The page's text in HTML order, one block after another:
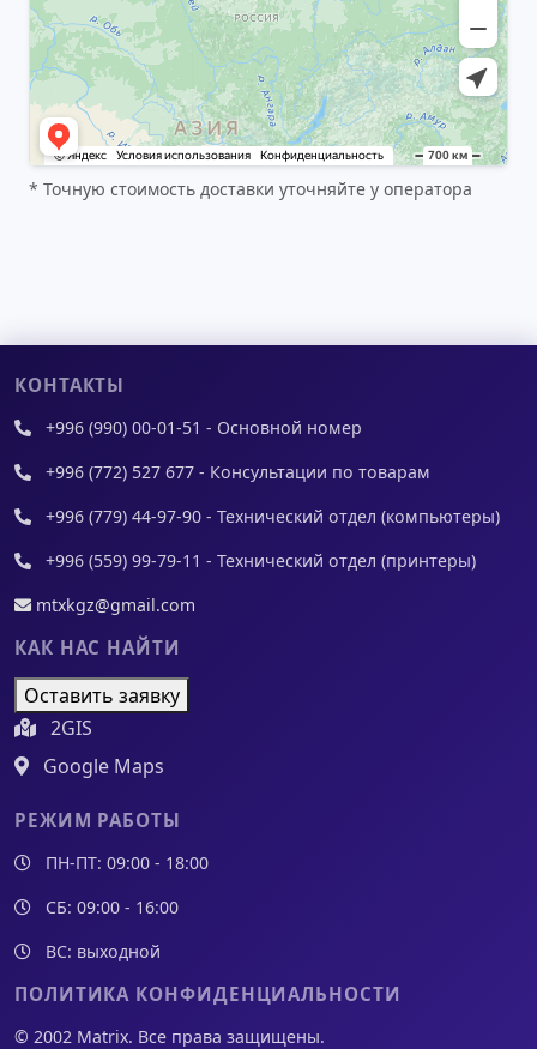
* Точную стоимость доставки уточняйте у оператора
КОНТАКТЫ
+996 (990) 00-01-51 - Основной номер
+996 (772) 527 677 - Консультации по товарам
+996 (779) 44-97-90 - Технический отдел (компьютеры)
+996 (559) 99-79-11 - Технический отдел (принтеры)
mtxkgz@gmail.com
КАК НАС НАЙТИ
Оставить заявку
2GIS
Google Maps
РЕЖИМ РАБОТЫ
ПН-ПТ: 09:00 - 18:00
СБ: 09:00 - 16:00
ВС: выходной
ПОЛИТИКА КОНФИДЕНЦИАЛЬНОСТИ
© 2002 Matrix. Все права защищены.